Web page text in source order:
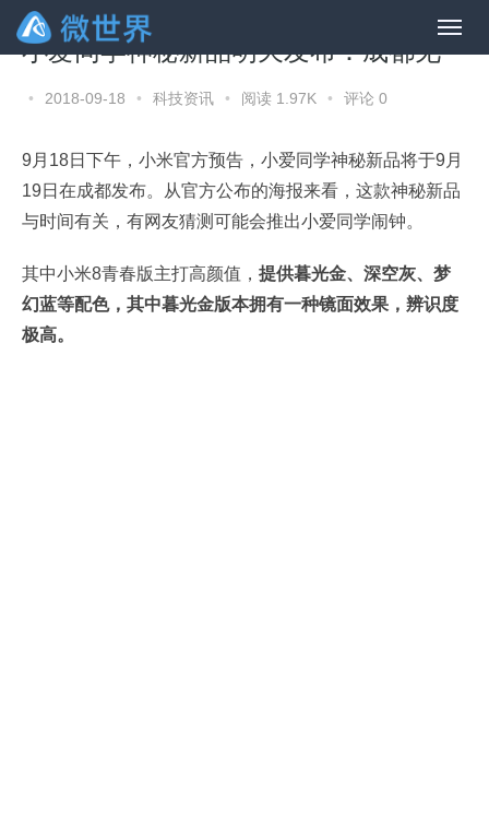
小爱同学神秘新品明天发布：成都见
• 2018-09-18 • 科技资讯 • 阅读 1.97K • 评论 0
9月18日下午，小米官方预告，小爱同学神秘新品将于9月
19日在成都发布。从官方公布的海报来看，这款神秘新品
与时间有关，有网友猜测可能会推出小爱同学闹钟。
其中小米8青春版主打高颜值， 提供暮光金、深空灰、梦
幻蓝等配色，其中暮光金版本拥有一种镜面效果，辨识度
极高。